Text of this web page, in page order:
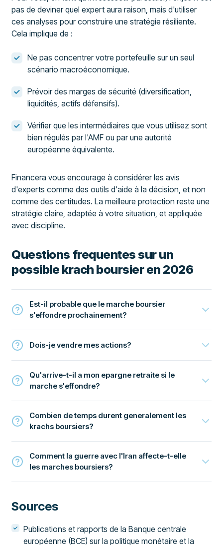
pas de deviner quel expert aura raison, mais d'utiliser
ces analyses pour construire une stratégie résiliente.
Cela implique de :
Ne pas concentrer votre portefeuille sur un seul
scénario macroéconomique.
Prévoir des marges de sécurité (diversification,
liquidités, actifs défensifs).
Vérifier que les intermédiaires que vous utilisez sont
bien régulés par l'AMF ou par une autorité
européenne équivalente.
Financera vous encourage à considérer les avis
d'experts comme des outils d'aide à la décision, et non
comme des certitudes. La meilleure protection reste une
stratégie claire, adaptée à votre situation, et appliquée
avec discipline.
Questions frequentes sur un
possible krach boursier en 2026
Est-il probable que le marche boursier
s'effondre prochainement?
Dois-je vendre mes actions?
Qu'arrive-t-il a mon epargne retraite si le
marche s'effondre?
Combien de temps durent generalement les
krachs boursiers?
Comment la guerre avec l'Iran affecte-t-elle
les marches boursiers?
Sources
Publications et rapports de la Banque centrale
européenne (BCE) sur la politique monétaire et la